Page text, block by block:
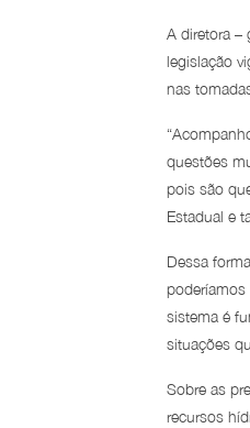
A diretora –
legislação
nas
questões
pois são
Estadual e
Dessa
poderíamos
sistema é
situações
Sobre as
recursos